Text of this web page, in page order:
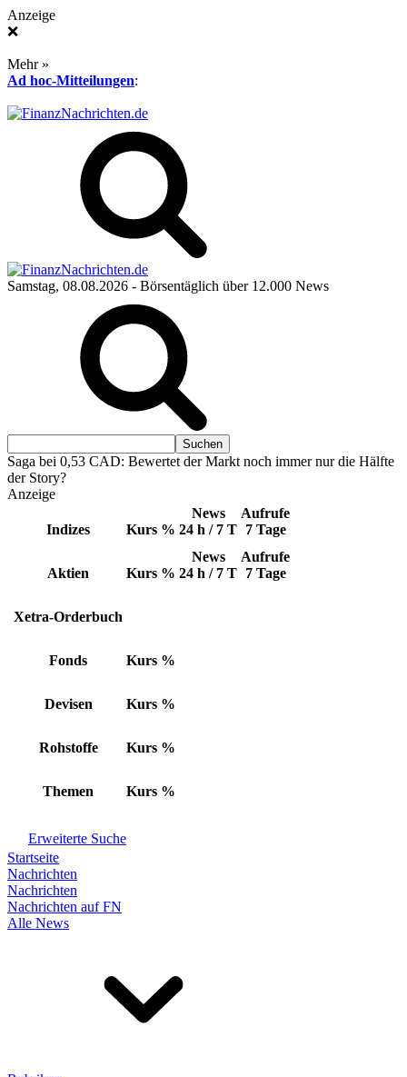
Anzeige
❌
Mehr »
Ad hoc-Mitteilungen:
Samstag, 08.08.2026 - Börsentäglich über 12.000 News
Saga bei 0,53 CAD: Bewertet der Markt noch immer nur die Hälfte
der Story?
Anzeige
Indizes Kurs %
News
24 h / 7 T
Aufrufe
7 Tage
Aktien Kurs %
News
24 h / 7 T
Aufrufe
7 Tage
Xetra-Orderbuch
Fonds Kurs %
Devisen Kurs %
Rohstoffe Kurs %
Themen Kurs %
Erweiterte Suche
Startseite
Nachrichten
Nachrichten
Nachrichten auf FN
Alle News